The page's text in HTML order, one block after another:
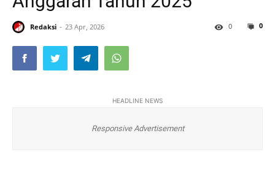
Redaksi 23 Apr, 2026 0
0
HEADLINE NEWS
Responsive Advertisement